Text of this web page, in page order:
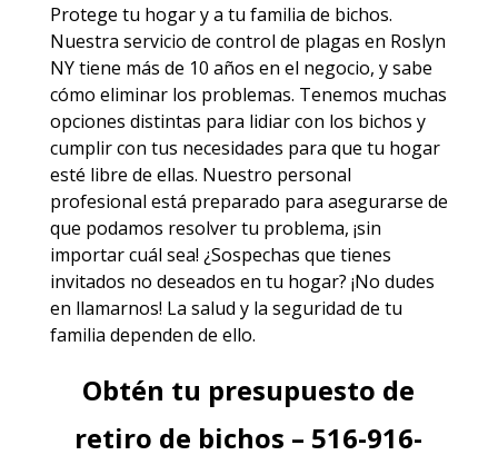
Protege tu hogar y a tu familia de bichos.
Nuestra servicio de control de plagas en Roslyn
NYtiene más de 10 años en el negocio, y sabe
cómo eliminar los problemas. Tenemos muchas
opciones distintas para lidiar con los bichos y
cumplir con tus necesidades para que tu hogar
esté libre de ellas. Nuestro personal
profesional está preparado para asegurarse de
que podamos resolver tu problema, ¡sin
importar cuál sea! ¿Sospechas que tienes
invitados no deseados en tu hogar? ¡No dudes
en llamarnos! La salud y la seguridad de tu
familia dependen de ello.
Obtén tu presupuesto de
retiro de bichos – 516-916-